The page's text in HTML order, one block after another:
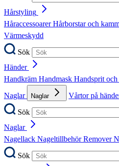
Hårstyling
HåraccessoarerHårborstar och
Värmeskydd
Sök
Händer
Handkräm Handmask Handsprit
Naglar
Naglar Vårtor på
Sök
Naglar
Nagellack NageltillbehörRemover
Sök